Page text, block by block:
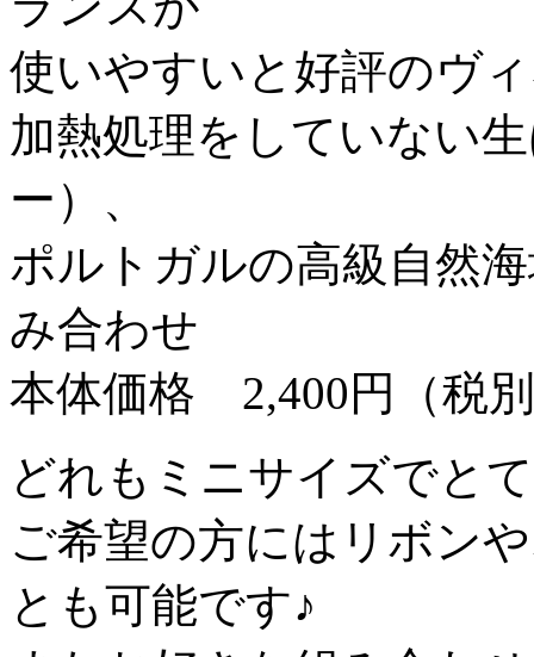
使いやすいと好評のヴ
加熱処理をしていない
ー）、
ポルトガルの高級自然
み合わせ
本体価格 2,400円（税
どれもミニサイズでと
ご希望の方にはリボン
とも可能です♪